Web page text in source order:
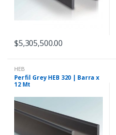
$5,305,500.00
HEB
Perfil Grey HEB 320 | Barra x
12 Mt